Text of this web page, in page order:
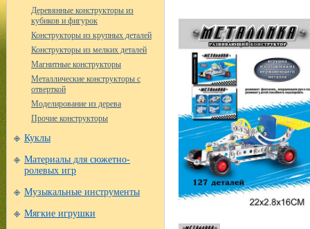
Деревянные конструкторы из
кубиков и фигурок
Конструкторы из крупных деталей
Конструкторы из мелких деталей
Магнитные конструкторы
Металлические конструкторы с
отверткой
Моделирование из дерева
Прочие конструкторы
Куклы
Материалы для сюжетно-
ролевых игр
Музыкальные инструменты
Мягкие игрушки